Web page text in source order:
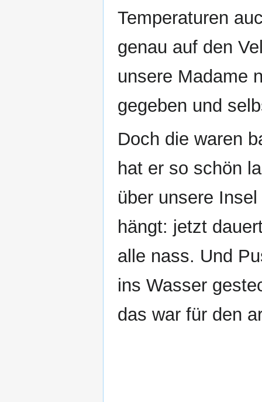
Temperaturen
genau auf den
unsere Madame
gegeben und
Doch die waren
hat er so schön
über unsere
hängt: jetzt
alle nass. Und
ins Wasser
das war für den